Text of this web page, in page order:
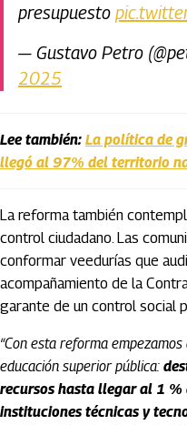
presupuesto
— Gustavo Petro
2025
Lee también: La política de
llegó al 97% del territorio
La reforma también
control ciudadano. Las
conformar veedurías que
acompañamiento de la
garante de un control social
“Con esta reforma
educación superior pública:
recursos hasta llegar al 1 %
instituciones técnicas y